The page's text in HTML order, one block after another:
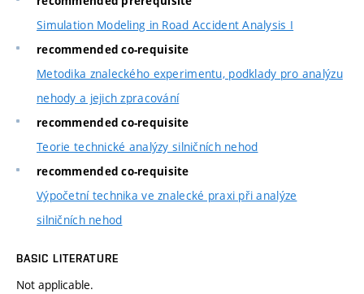
Simulation Modeling in Road Accident Analysis I
recommended co-requisite
Metodika znaleckého experimentu, podklady pro analýzu
nehody a jejich zpracování
recommended co-requisite
Teorie technické analýzy silničních nehod
recommended co-requisite
Výpočetní technika ve znalecké praxi při analýze
silničních nehod
BASIC LITERATURE
Not applicable.